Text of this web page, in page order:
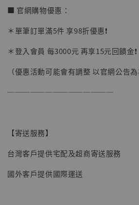
■ 官網購物優惠：
＊單筆訂單滿5件 享98折優惠❗️
＊登入會員 每3000元 再享15元回饋金❗️
（優惠活動可能會有調整 以官網公告
──────────────
【寄送服務】
台灣客戶提供宅配及超商寄送服務
國外客戶提供國際運送